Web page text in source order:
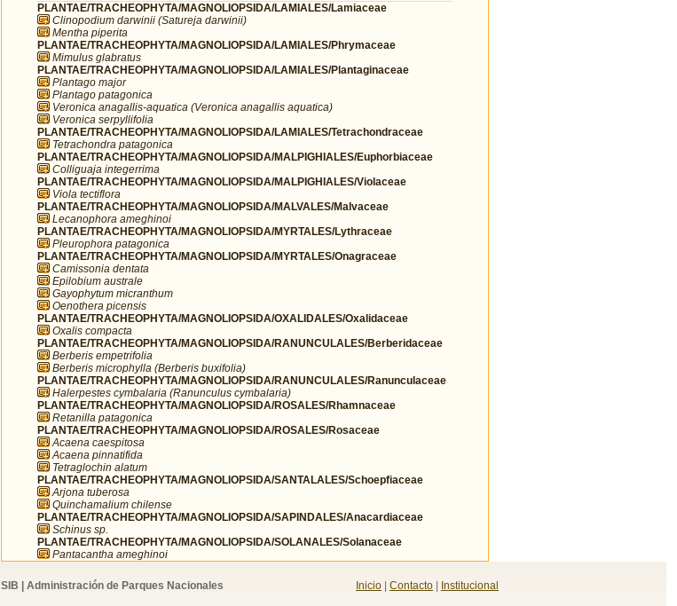
PLANTAE/TRACHEOPHYTA/MAGNOLIOPSIDA/LAMIALES/Lamiaceae
Clinopodium darwinii (Satureja darwinii)
Mentha piperita
PLANTAE/TRACHEOPHYTA/MAGNOLIOPSIDA/LAMIALES/Phrymaceae
Mimulus glabratus
PLANTAE/TRACHEOPHYTA/MAGNOLIOPSIDA/LAMIALES/Plantaginaceae
Plantago major
Plantago patagonica
Veronica anagallis-aquatica (Veronica anagallis aquatica)
Veronica serpyllifolia
PLANTAE/TRACHEOPHYTA/MAGNOLIOPSIDA/LAMIALES/Tetrachondraceae
Tetrachondra patagonica
PLANTAE/TRACHEOPHYTA/MAGNOLIOPSIDA/MALPIGHIALES/Euphorbiaceae
Colliguaja integerrima
PLANTAE/TRACHEOPHYTA/MAGNOLIOPSIDA/MALPIGHIALES/Violaceae
Viola tectiflora
PLANTAE/TRACHEOPHYTA/MAGNOLIOPSIDA/MALVALES/Malvaceae
Lecanophora ameghinoi
PLANTAE/TRACHEOPHYTA/MAGNOLIOPSIDA/MYRTALES/Lythraceae
Pleurophora patagonica
PLANTAE/TRACHEOPHYTA/MAGNOLIOPSIDA/MYRTALES/Onagraceae
Camissonia dentata
Epilobium australe
Gayophytum micranthum
Oenothera picensis
PLANTAE/TRACHEOPHYTA/MAGNOLIOPSIDA/OXALIDALES/Oxalidaceae
Oxalis compacta
PLANTAE/TRACHEOPHYTA/MAGNOLIOPSIDA/RANUNCULALES/Berberidaceae
Berberis empetrifolia
Berberis microphylla (Berberis buxifolia)
PLANTAE/TRACHEOPHYTA/MAGNOLIOPSIDA/RANUNCULALES/Ranunculaceae
Halerpestes cymbalaria (Ranunculus cymbalaria)
PLANTAE/TRACHEOPHYTA/MAGNOLIOPSIDA/ROSALES/Rhamnaceae
Retanilla patagonica
PLANTAE/TRACHEOPHYTA/MAGNOLIOPSIDA/ROSALES/Rosaceae
Acaena caespitosa
Acaena pinnatifida
Tetraglochin alatum
PLANTAE/TRACHEOPHYTA/MAGNOLIOPSIDA/SANTALALES/Schoepfiaceae
Arjona tuberosa
Quinchamalium chilense
PLANTAE/TRACHEOPHYTA/MAGNOLIOPSIDA/SAPINDALES/Anacardiaceae
Schinus sp.
PLANTAE/TRACHEOPHYTA/MAGNOLIOPSIDA/SOLANALES/Solanaceae
Pantacantha ameghinoi
SIB | Administración de Parques Nacionales Inicio | Contacto | Institucional